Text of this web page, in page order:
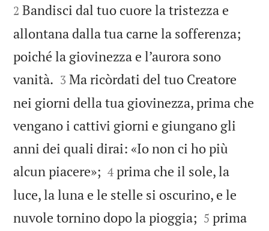
2 Bandisci dal tuo cuore la tristezza e
allontana dalla tua carne la sofferenza;
poiché la giovinezza e l’aurora sono
vanità. 

3 Ma ricòrdati del tuo Creatore
nei giorni della tua giovinezza, prima che
vengano i cattivi giorni e giungano gli
anni dei quali dirai: «Io non ci ho più
alcun piacere»; 

4 prima che il sole, la
luce, la luna e le stelle si oscurino, e le
nuvole tornino dopo la pioggia; 

5 prima